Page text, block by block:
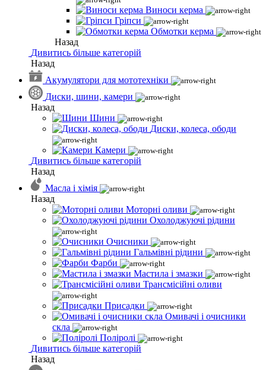
Виноси керма
Гріпси
Обмотки керма
Назад
Дивитись більше категорій
Назад
Акумулятори для мототехніки
Диски, шини, камери
Назад
Шини
Диски, колеса, ободи
Камери
Дивитись більше категорій
Назад
Масла і хімія
Назад
Моторні оливи
Охолоджуючі рідини
Очисники
Гальмівні рідини
Фарби
Мастила і змазки
Трансмісійні оливи
Присадки
Омивачі і очисники
скла
Поліролі
Дивитись більше категорій
Назад